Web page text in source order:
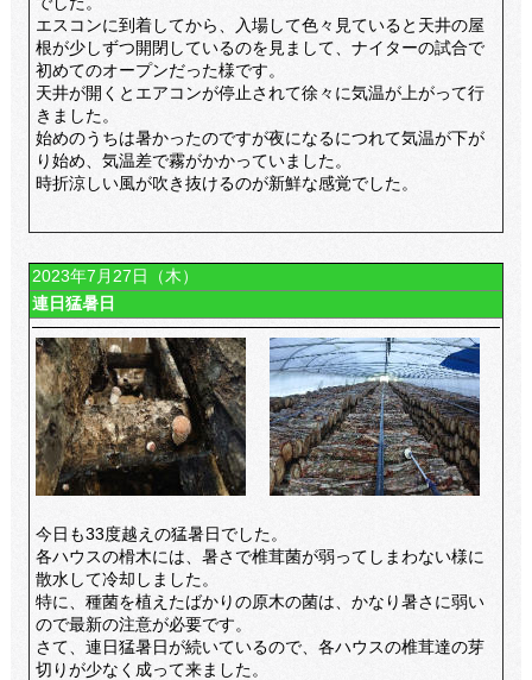
エスコンに到着してから、入場して色々見ていると天井の屋
根が少しずつ開閉しているのを見まして、ナイターの試合で
初めてのオープンだった様です。
天井が開くとエアコンが停止されて徐々に気温が上がって行
きました。
始めのうちは暑かったのですが夜になるにつれて気温が下が
り始め、気温差で霧がかかっていました。
時折涼しい風が吹き抜けるのが新鮮な感覚でした。
2023年7月27日（木）
連日猛暑日
今日も33度越えの猛暑日でした。
各ハウスの榾木には、暑さで椎茸菌が弱ってしまわない様に
散水して冷却しました。
特に、種菌を植えたばかりの原木の菌は、かなり暑さに弱い
ので最新の注意が必要です。
さて、連日猛暑日が続いているので、各ハウスの椎茸達の芽
切りが少なく成って来ました。